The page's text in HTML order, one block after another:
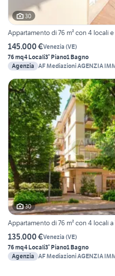
30
Appartamento di 76 m² con 4 locali
145.000 €Venezia (VE)
76 mq4 Locali3° Piano1 Bagno
Agenzia
AF Mediazioni
30
Appartamento di 76 m² con 4 locali
135.000 €Venezia (VE)
76 mq4 Locali3° Piano1 Bagno
Agenzia
AF Mediazioni